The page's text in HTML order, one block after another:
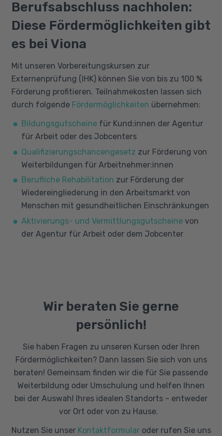
Wochen (in Vollzeit). Umschulungen können
Sie innerhalb von 24 Monate in Vollzeit
absolvieren. In Teilzeit verlängert sich die
Perspektiven verbessern und Ihnen helfen, in
Ihrem Berufsfeld aufzusteigen oder neue
Karrierewege zu beschreiten.
Berufsabschluss nachholen:
Diese Fördermöglichkeiten gibt
es bei Viona
Mit unseren Vorbereitungskursen zur
Externenprüfung (IHK) können Sie von bis zu 100 %
Förderung profitieren. Teilnahmekosten lassen sich
durch folgende Fördermöglichkeiten übernehmen:
Bildungsgutscheinefür Kund:innen der Agentur
für Arbeit oder des Jobcenters
Qualifizierungschancengesetz zur Förderung von
Weiterbildungen für Arbeitnehmer:innen
Berufliche Rehabilitation zur Förderung der
Wiedereingliederung in den Arbeitsmarkt von
Menschen mit gesundheitlichen Einschränkungen
Aktivierungs- und Vermittlungsgutscheinevon
der Agentur für Arbeit oder dem Jobcenter
Wir beraten Sie gerne
persönlich!
Sie haben Fragen zu unseren Kursen oder Ihren
Fördermöglichkeiten? Dann lassen Sie sich von uns
beraten! Gemeinsam finden wir die für Sie passende
Weiterbildung oder Umschulung und helfen Ihnen
bei der Auswahl Ihres idealen Standorts – entweder
vor Ort oder von zu Hause.
Nutzen Sie unser Kontaktformularoder rufen Sie uns